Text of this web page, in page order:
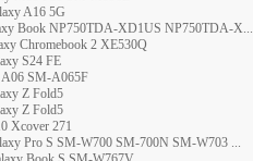
A16 5G
Book NP750TDA-XD1US NP750TDA-X...
Chromebook 2 XE530Q
S24 FE
A06 SM-A065F
Z Fold5
Z Fold5
Xcover 271
Pro S SM-W700 SM-700N SM-W703 ...